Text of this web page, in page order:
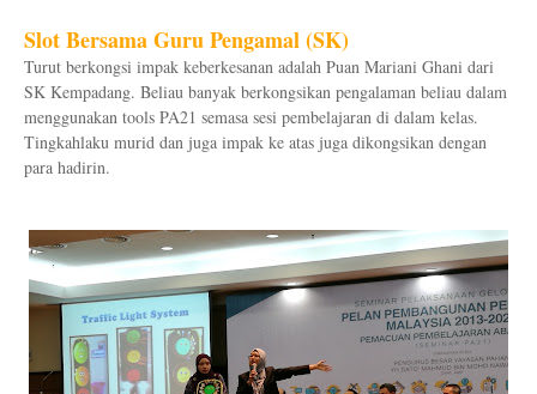
Slot Bersama Guru Pengamal (SK)
Turut berkongsi impak keberkesanan adalah Puan Mariani Ghani dari
SK Kempadang. Beliau banyak berkongsikan pengalaman beliau dalam
menggunakan tools PA21 semasa sesi pembelajaran di dalam kelas.
Tingkahlaku murid dan juga impak ke atas juga dikongsikan dengan
para hadirin.